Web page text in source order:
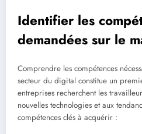
Identifier les
demandées sur le
Comprendre les compétences
secteur du digital constitue un
entreprises recherchent les
nouvelles technologies et aux
compétences clés à acquérir :